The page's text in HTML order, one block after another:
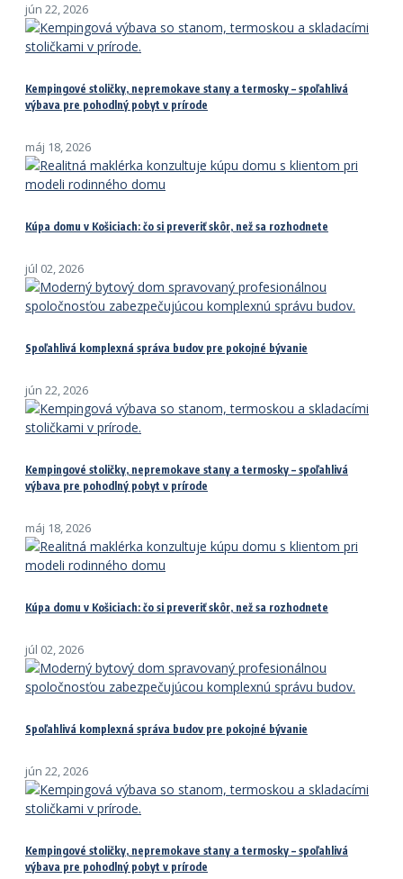
jún 22, 2026
Kempingové stoličky, nepremokave stany a termosky – spoľahlivá
výbava pre pohodlný pobyt v prírode
máj 18, 2026
Kúpa domu v Košiciach: čo si preveriť skôr, než sa rozhodnete
júl 02, 2026
Spoľahlivá komplexná správa budov pre pokojné bývanie
jún 22, 2026
Kempingové stoličky, nepremokave stany a termosky – spoľahlivá
výbava pre pohodlný pobyt v prírode
máj 18, 2026
Kúpa domu v Košiciach: čo si preveriť skôr, než sa rozhodnete
júl 02, 2026
Spoľahlivá komplexná správa budov pre pokojné bývanie
jún 22, 2026
Kempingové stoličky, nepremokave stany a termosky – spoľahlivá
výbava pre pohodlný pobyt v prírode